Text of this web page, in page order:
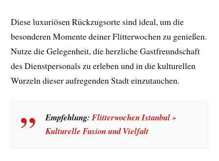
Diese luxuriösen Rückzugsorte sind ideal, um die
besonderen Momente deiner Flitterwochen zu genießen.
Nutze die Gelegenheit, die herzliche Gastfreundschaft
des Dienstpersonals zu erleben und in die kulturellen
Wurzeln dieser aufregenden Stadt einzutauchen.
Empfehlung:Flitterwochen Istanbul »
Kulturelle Fusion und Vielfalt